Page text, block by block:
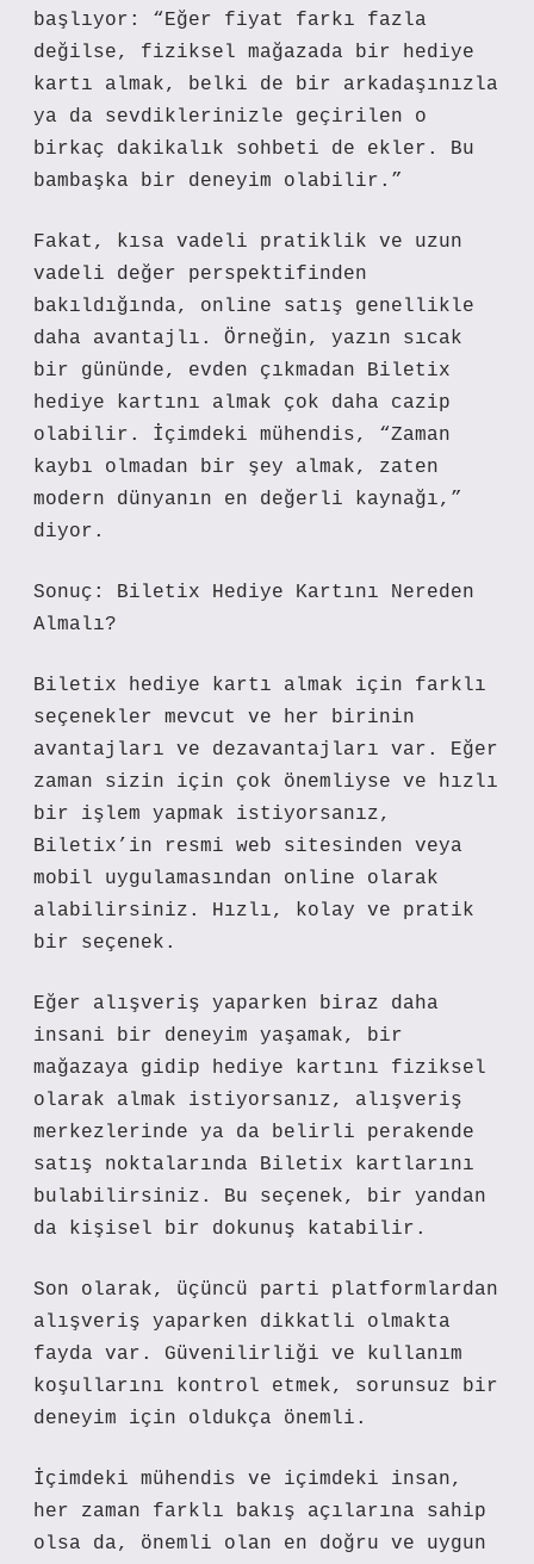
başlıyor: “Eğer fiyat farkı fazla
değilse, fiziksel mağazada bir hediye
kartı almak, belki de bir arkadaşınızla
ya da sevdiklerinizle geçirilen o
birkaç dakikalık sohbeti de ekler. Bu
bambaşka bir deneyim olabilir.”
Fakat, kısa vadeli pratiklik ve uzun
vadeli değer perspektifinden
bakıldığında, online satış genellikle
daha avantajlı. Örneğin, yazın sıcak
bir gününde, evden çıkmadan Biletix
hediye kartını almak çok daha cazip
olabilir. İçimdeki mühendis, “Zaman
kaybı olmadan bir şey almak, zaten
modern dünyanın en değerli kaynağı,”
diyor.
Sonuç: Biletix Hediye Kartını Nereden
Almalı?
Biletix hediye kartı almak için farklı
seçenekler mevcut ve her birinin
avantajları ve dezavantajları var. Eğer
zaman sizin için çok önemliyse ve hızlı
bir işlem yapmak istiyorsanız,
Biletix’in resmi web sitesinden veya
mobil uygulamasından online olarak
alabilirsiniz. Hızlı, kolay ve pratik
bir seçenek.
Eğer alışveriş yaparken biraz daha
insani bir deneyim yaşamak, bir
mağazaya gidip hediye kartını fiziksel
olarak almak istiyorsanız, alışveriş
merkezlerinde ya da belirli perakende
satış noktalarında Biletix kartlarını
bulabilirsiniz. Bu seçenek, bir yandan
da kişisel bir dokunuş katabilir.
Son olarak, üçüncü parti platformlardan
alışveriş yaparken dikkatli olmakta
fayda var. Güvenilirliği ve kullanım
koşullarını kontrol etmek, sorunsuz bir
deneyim için oldukça önemli.
İçimdeki mühendis ve içimdeki insan,
her zaman farklı bakış açılarına sahip
olsa da, önemli olan en doğru ve uygun